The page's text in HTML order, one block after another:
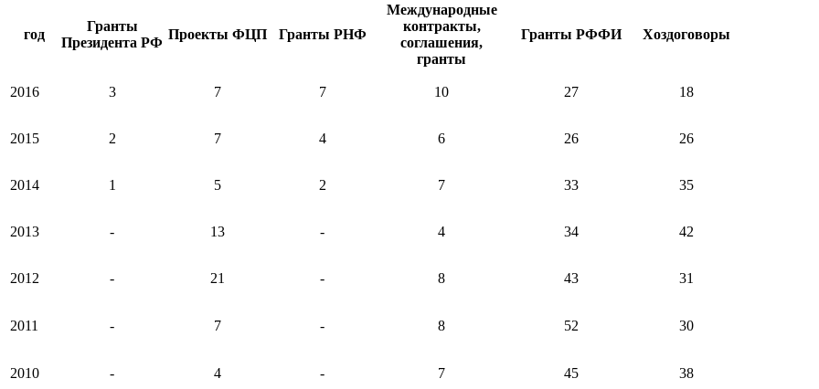
год
Гранты
Президента РФ
Проекты ФЦП Гранты РНФ
Международные
контракты,
соглашения,
гранты
Гранты РФФИ Хоздоговоры
2016 3 7 7 10 27 18
2015 2 7 4 6 26 26
2014 1 5 2 7 33 35
2013 - 13 - 4 34 42
2012 - 21 - 8 43 31
2011 - 7 - 8 52 30
2010 - 4 - 7 45 38